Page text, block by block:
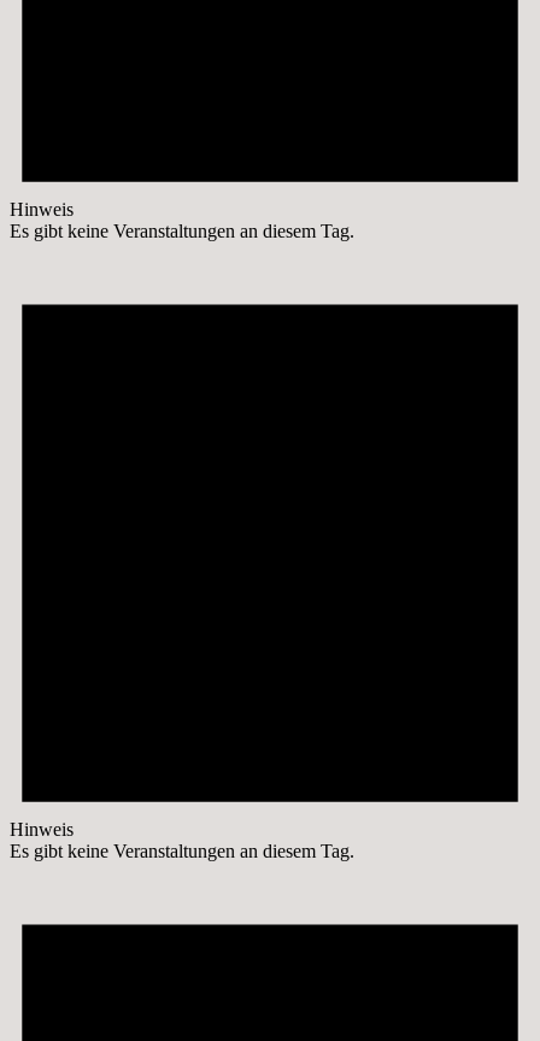
Hinweis
Es gibt keine Veranstaltungen an diesem Tag.
Hinweis
Es gibt keine Veranstaltungen an diesem Tag.